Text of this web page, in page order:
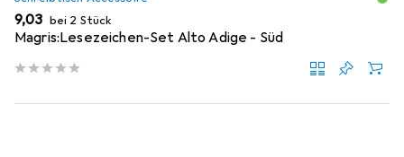
EUR
9,03 bei 2 Stück
Magris:Lesezeichen-Set Alto Adige - Süd